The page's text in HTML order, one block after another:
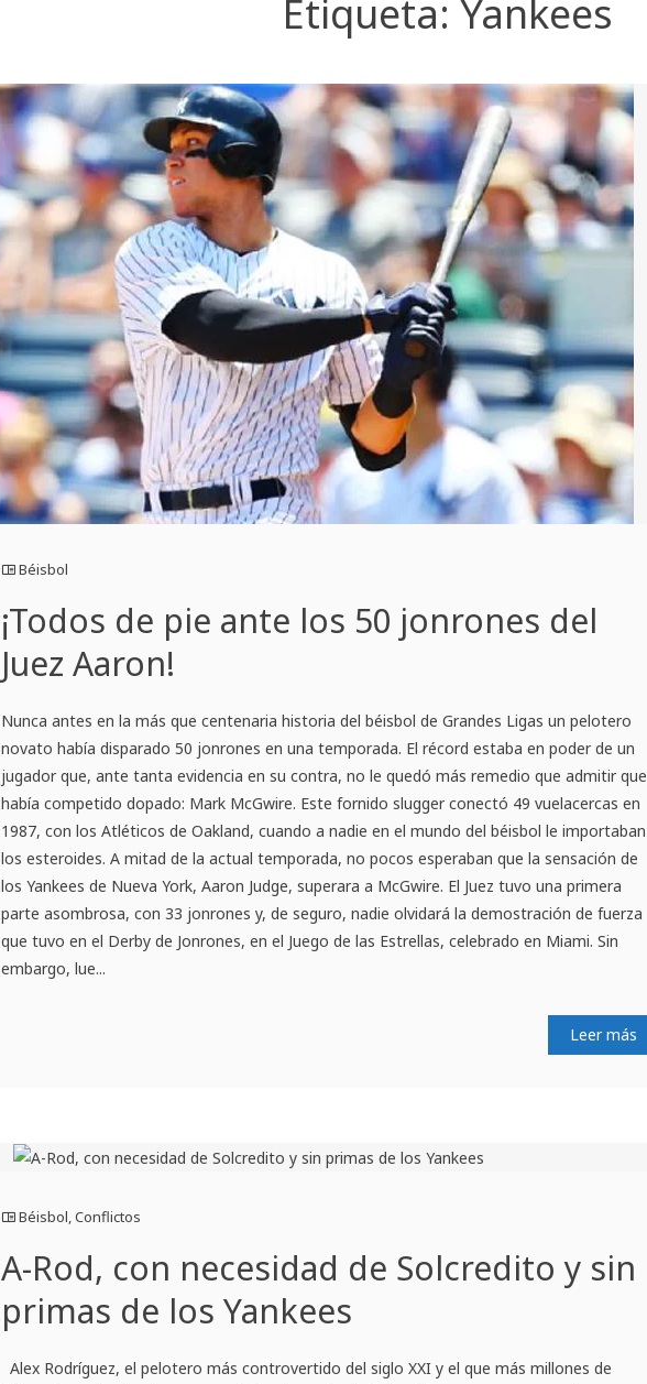
Etiqueta: Yankees
Béisbol
¡Todos de pie ante los 50 jonrones del
Juez Aaron!
Nunca antes en la más que centenaria historia del béisbol de Grandes Ligas un pelotero
novato había disparado 50 jonrones en una temporada. El récord estaba en poder de un
jugador que, ante tanta evidencia en su contra, no le quedó más remedio que admitir que
había competido dopado: Mark McGwire. Este fornido slugger conectó 49 vuelacercas en
1987, con los Atléticos de Oakland, cuando a nadie en el mundo del béisbol le importaban
los esteroides. A mitad de la actual temporada, no pocos esperaban que la sensación de
los Yankees de Nueva York, Aaron Judge, superara a McGwire. El Juez tuvo una primera
parte asombrosa, con 33 jonrones y, de seguro, nadie olvidará la demostración de fuerza
que tuvo en el Derby de Jonrones, en el Juego de las Estrellas, celebrado en Miami. Sin
embargo, lue...
Leer más
Béisbol,Conflictos
A-Rod, con necesidad de Solcredito y sin
primas de los Yankees
Alex Rodríguez, el pelotero más controvertido del siglo XXI y el que más millones de